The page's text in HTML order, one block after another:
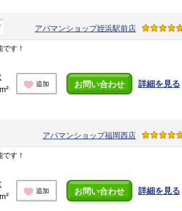
アパマンショップ姪浜駅前店
す！
追加 お問い合わせ 詳細を見る
アパマンショップ福岡西店
す！
追加 お問い合わせ 詳細を見る